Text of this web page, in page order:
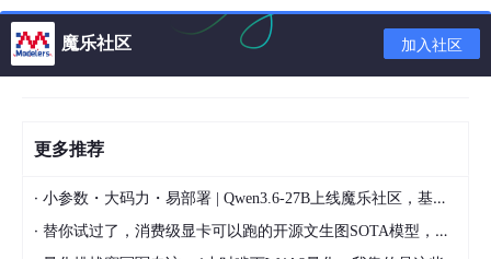
魔乐社区 加入社区
更多推荐
· 小参数・大码力・易部署 | Qwen3.6-27B上线魔乐社区，基于昇腾的部署教程来了
· 替你试过了，消费级显卡可以跑的开源文生图SOTA模型，顶级渲染、高密度文本绘图